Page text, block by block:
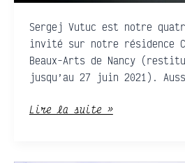
Sergej Vutuc est notre
invité sur notre résidence
Beaux-Arts de Nancy
jusqu’au 27 juin 2021).
Lire la suite »